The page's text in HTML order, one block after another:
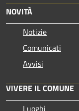
NOVITÀ
Notizie
Comunicati
Avvisi
VIVERE IL COMUNE
Luoghi